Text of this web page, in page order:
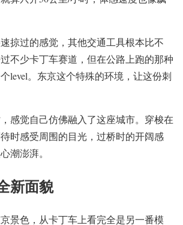
掠过的感觉，其他交通工具根本比不
不少卡丁车赛道，但在公路上跑的那种
level。东京这个特殊的环境，让这份刺
感觉自己仿佛融入了这座城市。穿梭在
时感受周围的目光，过桥时的开阔感
潮澎湃。
新面貌
景色，从卡丁车上看完全是另一番模